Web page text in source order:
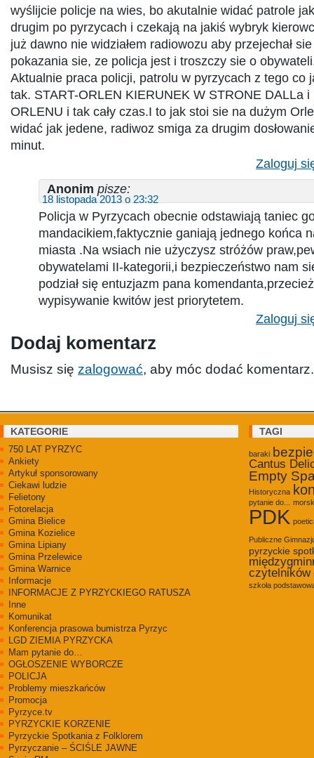
wyślijcie policje na wies, bo akutalnie widać patrole
drugim po pyrzycach i czekają na jakiś wybryk
już dawno nie widziałem radiowozu aby przejechał
pokazania sie, ze policja jest i troszczy sie o
Aktualnie praca policji, patrolu w pyrzycach z tego co
tak. START-ORLEN KIERUNEK W STRONE DALLa i
ORLENU i tak cały czas.I to jak stoi sie na dużym
widać jak jedene, radiwoz smiga za drugim
minut.
Zaloguj
Anonim pisze:
18 listopada 2013 o 23:32
Policja w Pyrzycach obecnie odstawiają taniec
mandacikiem,faktycznie ganiają jednego końca
miasta .Na wsiach nie użyczysz stróżów
obywatelami II-kategorii,i bezpieczeństwo nam
podział się entuzjazm pana
wypisywanie kwitów jest priorytetem.
Zaloguj
Dodaj komentarz
Musisz się zalogować, aby móc dodać komentarz.
KATEGORIE
750 LAT PYRZYC
Ankiety
Artykuł sponsorowany
Ciekawi ludzie
Felietony
Fotorelacja
Gmina Bielice
Gmina Kozielice
Gmina Lipiany
Gmina Przelewice
Gmina Warnice
Informacje
INFORMACJE Z PYRZYCKIEGO RATUSZA
Inne
Komunikat
Konferencja prasowa bumistrza Pyrzyc
LGD ZIEMIA PYRZYCKA
Mam pytanie do…
OGŁOSZENIE WYBORCZE
POLICJA
Problemy mieszkańców
Promocja
Pyrzyce.tv
PYRZYCKIE KORZENIE
Pyrzyckie Spotkania z Folklorem
Pyrzyczanie – ŚCIŚLE JAWNE
TAGI
baraki
Cantus
Empty
Historyczna
pytanie do...
PDK
Publiczne
pyrzyckie
czytelników
szkoła